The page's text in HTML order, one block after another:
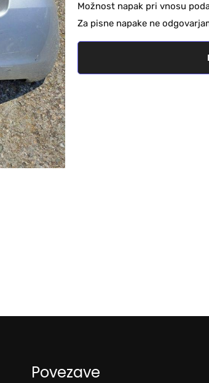
Možnost napak pri vnosu
Za pisne napake ne
Povezave